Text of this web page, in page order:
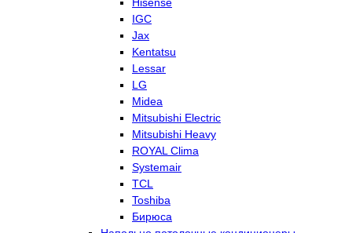
Hisense
IGC
Jax
Kentatsu
Lessar
LG
Midea
Mitsubishi Electric
Mitsubishi Heavy
ROYAL Clima
Systemair
TCL
Toshiba
Бирюса